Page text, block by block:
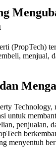
(PropTech)
menjual,
Technology,
untuk
penjualan,
menyentuh